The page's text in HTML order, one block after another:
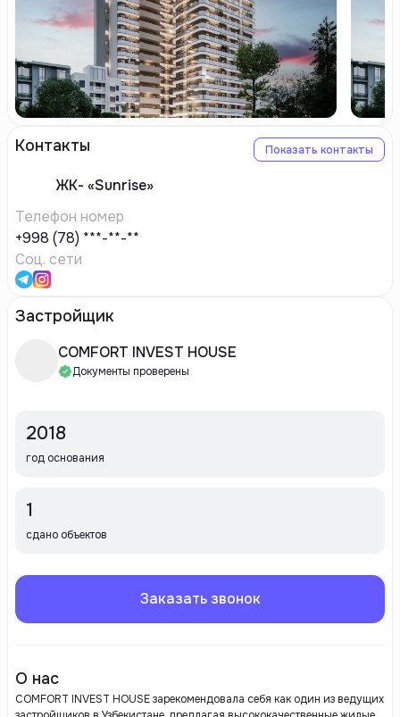
Контакты Показать контакты
ЖК- «Sunrise»
Телефон номер
+998 (78) ***-**-**
Соц. сети
Застройщик
COMFORT INVEST HOUSE
Документы проверены
2018
год основания
1
сдано объектов
Заказать звонок
О нас
COMFORT INVEST HOUSE зарекомендовала себя как один из ведущих